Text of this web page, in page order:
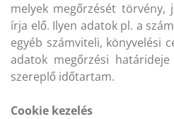
melyek megőrzését törvény,
írja elő. Ilyen adatok pl. a
egyéb számviteli, könyvelési
adatok megőrzési
szereplő időtartam.
Cookie kezelés